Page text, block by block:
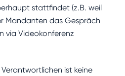
stattfindet (z.B. weil
Mandanten das Gespräch
via Videokonferenz
ist keine